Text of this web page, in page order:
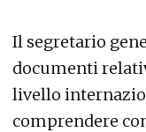
Il segretario
documenti
livello
comprendere